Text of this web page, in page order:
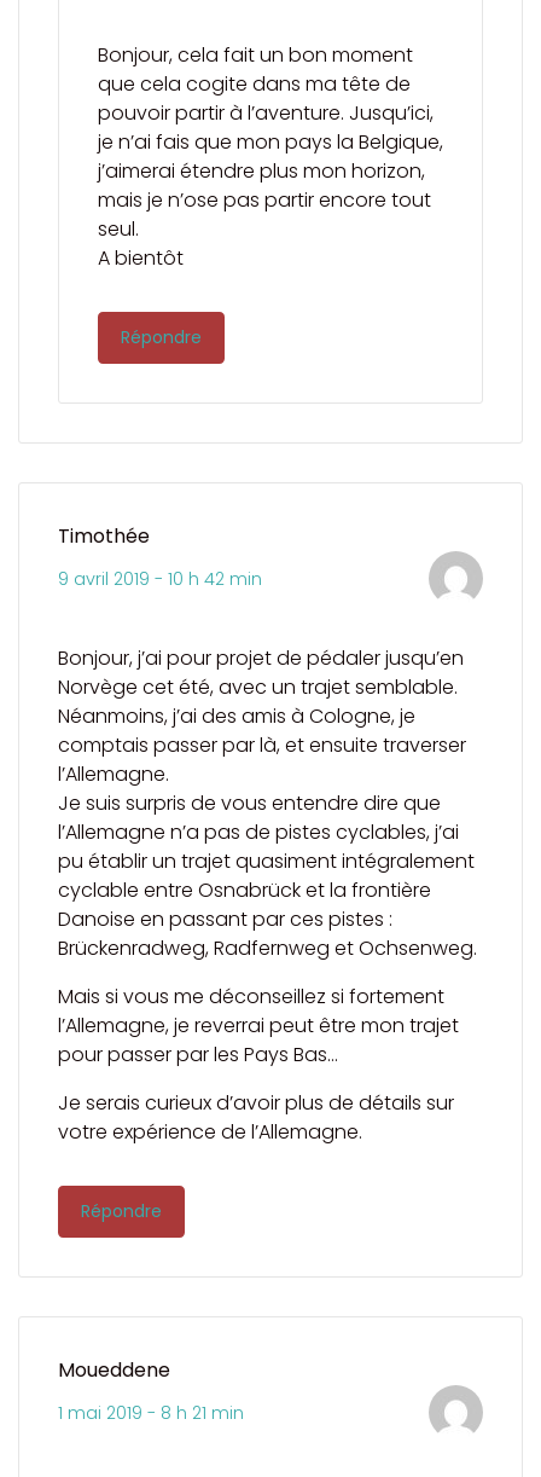
Bonjour, cela fait un bon moment
que cela cogite dans ma tête de
pouvoir partir à l’aventure. Jusqu’ici,
je n’ai fais que mon pays la Belgique,
j’aimerai étendre plus mon horizon,
mais je n’ose pas partir encore tout
seul.
A bientôt
Répondre
Timothée
9 avril 2019 - 10 h 42 min
Bonjour, j’ai pour projet de pédaler jusqu’en
Norvège cet été, avec un trajet semblable.
Néanmoins, j’ai des amis à Cologne, je
comptais passer par là, et ensuite traverser
l’Allemagne.
Je suis surpris de vous entendre dire que
l’Allemagne n’a pas de pistes cyclables, j’ai
pu établir un trajet quasiment intégralement
cyclable entre Osnabrück et la frontière
Danoise en passant par ces pistes :
Brückenradweg, Radfernweg et Ochsenweg.
Mais si vous me déconseillez si fortement
l’Allemagne, je reverrai peut être mon trajet
pour passer par les Pays Bas…
Je serais curieux d’avoir plus de détails sur
votre expérience de l’Allemagne.
Répondre
Moueddene
1 mai 2019 - 8 h 21 min